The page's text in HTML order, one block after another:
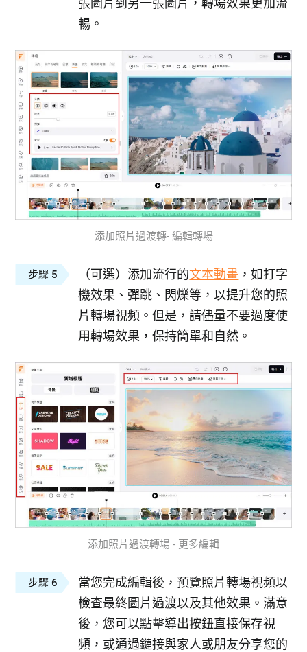
張圖片到另一張圖片，轉場效果更加流
暢。
添加照片過渡轉- 編輯轉場
步驟 5 （可選）添加流行的文本動畫 ，如打字
機效果、彈跳、閃爍等，以提升您的照
片轉場視頻。但是，請儘量不要過度使
用轉場效果，保持簡單和自然。
添加照片過渡轉場 - 更多編輯
步驟 6
當您完成編輯後，預覽照片轉場視頻以
檢查最終圖片過渡以及其他效果。滿意
後，您可以點擊導出按鈕直接保存視
頻，或通過鏈接與家人或朋友分享您的